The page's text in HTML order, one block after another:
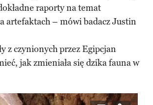
raporty na temat
artefaktach – mówi badacz Justin
z czynionych przez Egipcjan
jak zmieniała się dzika fauna w